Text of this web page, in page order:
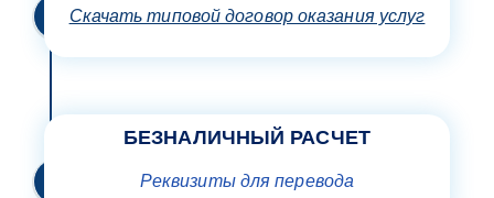
Скачать типовой договор оказания услуг
БЕЗНАЛИЧНЫЙ РАСЧЕТ
Реквизиты для перевода